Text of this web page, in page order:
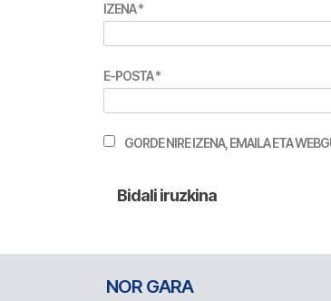
IZENA*
E-POSTA*
GORDE NIRE IZENA, EMAILA ETA
NOR GARA